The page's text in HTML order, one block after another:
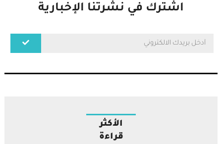
اشترك في نشرتنا الإخبارية
الأكثر
قراءة